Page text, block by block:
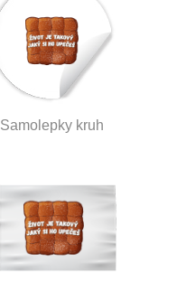
Samolepky kruh